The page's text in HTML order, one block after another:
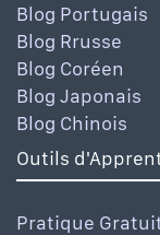
Blog Portugais
Blog Rrusse
Blog Coréen
Blog Japonais
Blog Chinois
Outils
Pratique